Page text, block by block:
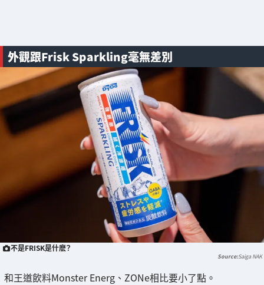
外觀跟Frisk Sparkling毫無差別
不是FRISK是什麽？
Saiga NAK
和王道飲料Monster Energ、ZONe相比要小了點。